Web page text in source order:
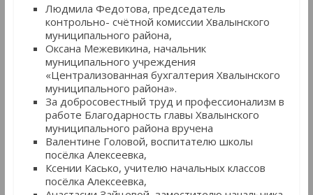
Людмила Федотова, председатель
контрольно- счётной комиссии Хвалынского
муниципального района,
Оксана Межевикина, начальник
муниципального учреждения
«Централизованная бухгалтерия Хвалынского
муниципального района».
За добросовестный труд и профессионализм в
работе Благодарность главы Хвалынского
муниципального района вручена
Валентине Головой, воспитателю школы
посёлка Алексеевка,
Ксении Касько, учителю начальных классов
посёлка Алексеевка,